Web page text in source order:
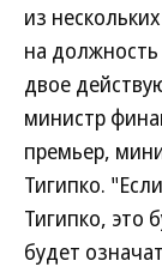
из
на
двое
министр
премьер,
Тигипко.
Тигипко, это
будет